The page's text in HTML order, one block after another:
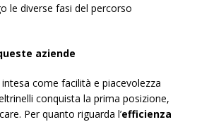
le diverse fasi del percorso
aziende
intesa come facilità e piacevolezza
conquista la prima posizione,
Per quanto riguarda l’efficienza